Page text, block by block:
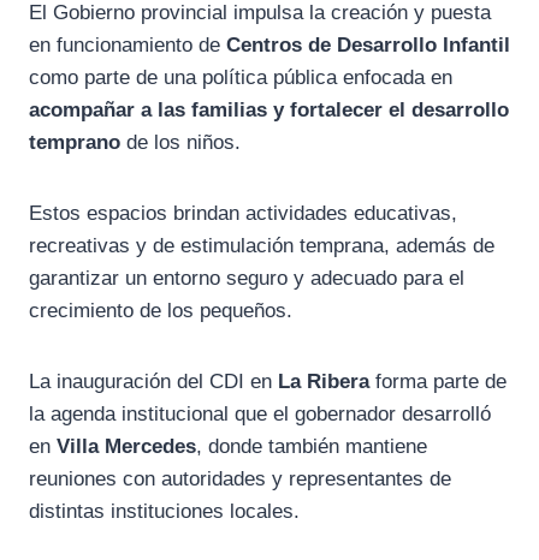
El Gobierno provincial impulsa la creación y puesta
en funcionamiento de Centros de Desarrollo Infantil
como parte de una política pública enfocada en
acompañar a las familias y fortalecer el desarrollo
temprano de los niños.
Estos espacios brindan actividades educativas,
recreativas y de estimulación temprana, además de
garantizar un entorno seguro y adecuado para el
crecimiento de los pequeños.
La inauguración del CDI en La Riberaforma parte de
la agenda institucional que el gobernador desarrolló
en Villa Mercedes, donde también mantiene
reuniones con autoridades y representantes de
distintas instituciones locales.